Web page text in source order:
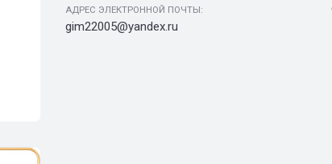
АДРЕС ЭЛЕКТРОННОЙ ПОЧТЫ:
gim22005@yandex.ru